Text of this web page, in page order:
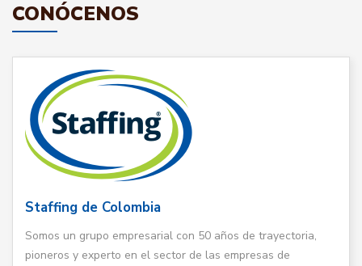
CONÓCENOS
Staffing de Colombia
Somos un grupo empresarial con 50 años de trayectoria,
pioneros y experto en el sector de las empresas de